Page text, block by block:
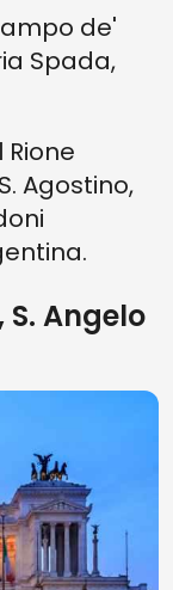
de'
Spada,
Rione
Agostino,
Angelo